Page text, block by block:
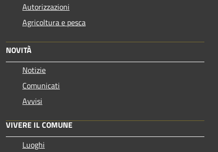
Autorizzazioni
Agricoltura e pesca
NOVITÀ
Notizie
Comunicati
Avvisi
VIVERE IL COMUNE
Luoghi